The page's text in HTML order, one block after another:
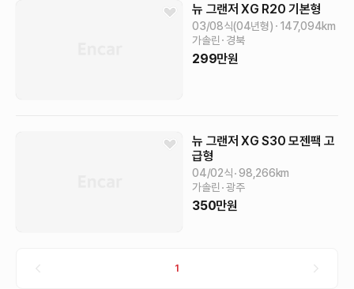
뉴 그랜저 XG R20 기본형
03/08식(04년형) 147,094km
가솔린
경북
299만원
뉴 그랜저 XG S30 모젠팩 고
급형
04/02식 98,266km
가솔린 광주
350만원
1